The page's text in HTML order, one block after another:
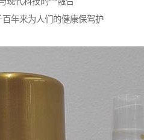
年来为人们的健康保驾护